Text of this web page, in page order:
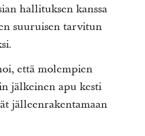
hallituksen kanssa
suuruisen tarvitun
että molempien
jälkeinen apu kesti
jälleenrakentamaan